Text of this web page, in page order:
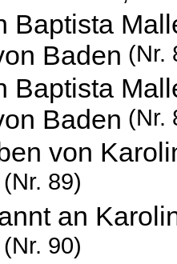
Baptista
Baden (Nr.
Baptista
Baden (Nr.
von
(Nr. 89)
an
(Nr. 90)